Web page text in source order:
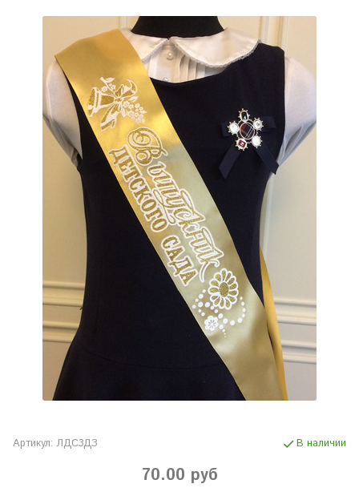
Артикул: ЛДС3ДЗ В наличии
70.00 руб